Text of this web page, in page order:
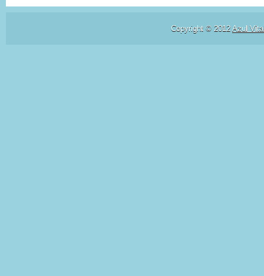
Copyright © 2012 Azul